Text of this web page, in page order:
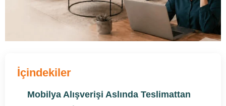
İçindekiler
Mobilya Alışverişi Aslında Teslimattan